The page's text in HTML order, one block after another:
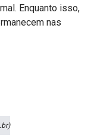
Enquanto isso,
nas